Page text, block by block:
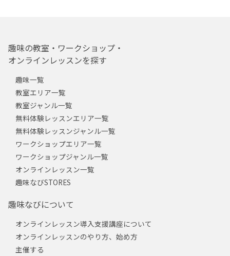
趣味の教室・ワークショップ・
オンラインレッスンを探す
趣味一覧
教室エリア一覧
教室ジャンル一覧
無料体験レッスンエリア一覧
無料体験レッスンジャンル一覧
ワークショップエリア一覧
ワークショップジャンル一覧
オンラインレッスン一覧
趣味なびSTORES
趣味なびについて
オンラインレッスン導入支援講座について
オンラインレッスンのやり方、始め方
主催する